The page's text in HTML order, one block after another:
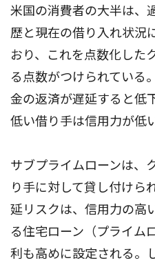
米国の消費者の大半は、
歴と現在の借り入れ状況
おり、これを点数化した
る点数がつけられている
金の返済が遅延すると低
低い借り手は信用力が低
サブプライムローンは、
り手に対して貸し付けら
延リスクは、信用力の高
る住宅ローン（プライム
利も高めに設定される。